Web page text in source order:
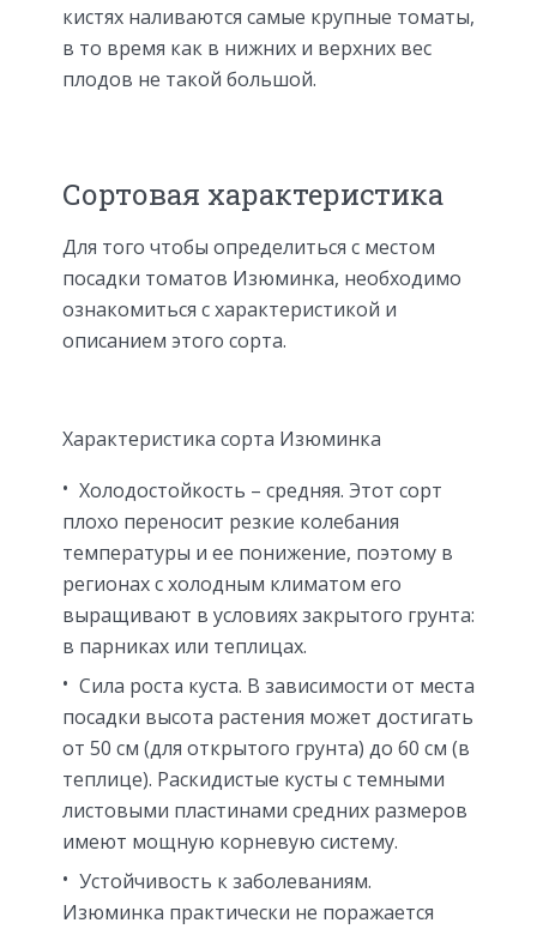
кистях наливаются самые крупные томаты,
в то время как в нижних и верхних вес
плодов не такой большой.
Сортовая характеристика
Для того чтобы определиться с местом
посадки томатов Изюминка, необходимо
ознакомиться с характеристикой и
описанием этого сорта.
Характеристика сорта Изюминка
Холодостойкость – средняя. Этот сорт
плохо переносит резкие колебания
температуры и ее понижение, поэтому в
регионах с холодным климатом его
выращивают в условиях закрытого грунта:
в парниках или теплицах.
Сила роста куста. В зависимости от места
посадки высота растения может достигать
от 50 см (для открытого грунта) до 60 см (в
теплице). Раскидистые кусты с темными
листовыми пластинами средних размеров
имеют мощную корневую систему.
Устойчивость к заболеваниям.
Изюминка практически не поражается